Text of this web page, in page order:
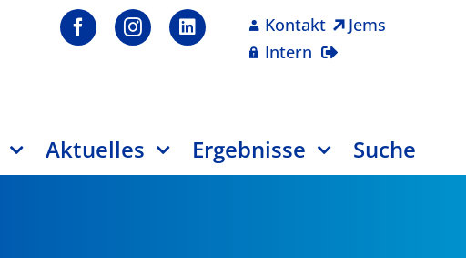
Kontakt
Jems
Intern
Aktuelles Ergebnisse Suche